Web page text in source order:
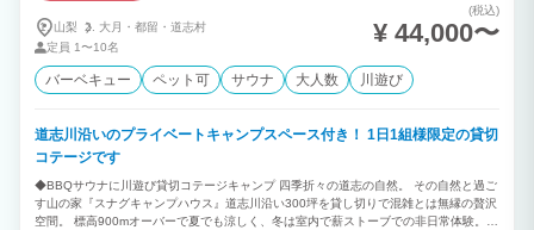
山梨 大月・ 都留・ 道志村
定員 1〜10名
(税込)
¥ 44,000〜
バーベキュー ペット可 サウナ 大人数 川遊び
道志川沿いのプライベートキャンプスペース付き！ 1日1組様限定の貸切
コテージです
◆BBQサウナに川遊び貸切コテージキャンプ 四季折々の道志の自然。 その自然と過ご
す山の家『スナグキャンプハウス』道志川沿い300坪を貸し切りで混雑とは無縁の贅沢
空間。 標高900mオーバーで夏でも涼しく、冬は室内で薪ストーブでの非日常体験。